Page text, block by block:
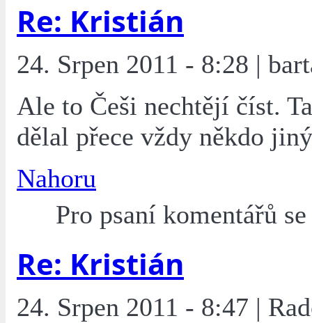
Re: Kristián
24. Srpen 2011 - 8:28 |
Ale to Češi nechtějí číst.
dělal přece vždy někdo
Nahoru
Pro psaní komentářů
Re: Kristián
24. Srpen 2011 - 8:47 |